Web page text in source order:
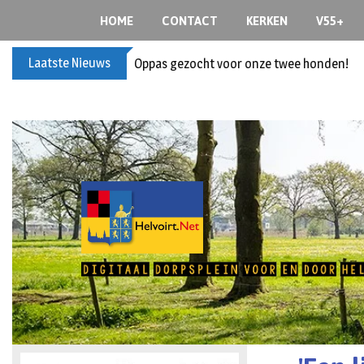
HOME CONTACT KERKEN V55+
Laatste Nieuws Oppas gezocht voor onze twee honden!